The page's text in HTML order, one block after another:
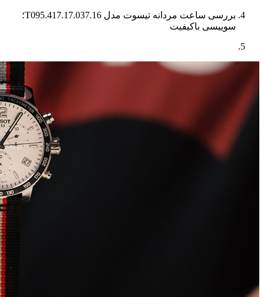
بررسی ساعت مردانه تیسوت مدل T095.417.17.037.16؛
سوییسی باکیفیت